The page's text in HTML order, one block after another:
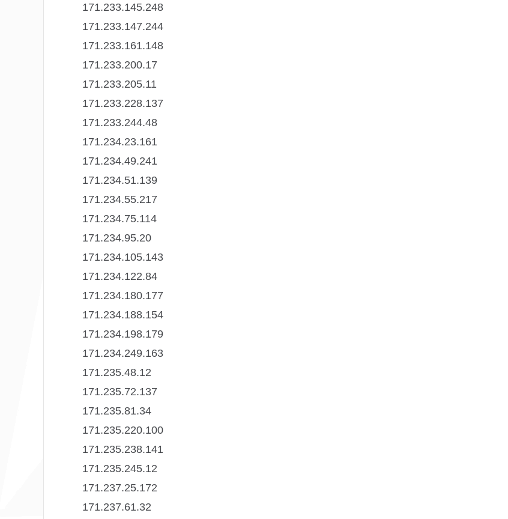
171.233.145.248
171.233.147.244
171.233.161.148
171.233.200.17
171.233.205.11
171.233.228.137
171.233.244.48
171.234.23.161
171.234.49.241
171.234.51.139
171.234.55.217
171.234.75.114
171.234.95.20
171.234.105.143
171.234.122.84
171.234.180.177
171.234.188.154
171.234.198.179
171.234.249.163
171.235.48.12
171.235.72.137
171.235.81.34
171.235.220.100
171.235.238.141
171.235.245.12
171.237.25.172
171.237.61.32